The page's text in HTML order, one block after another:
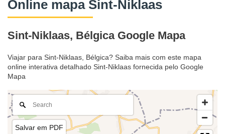
Online mapa Sint-Niklaas
Sint-Niklaas, Bélgica Google Mapa
Viajar para Sint-Niklaas, Bélgica? Saiba mais com este mapa
online interativa detalhado Sint-Niklaas fornecida pelo Google
Mapa
Salvar em PDF